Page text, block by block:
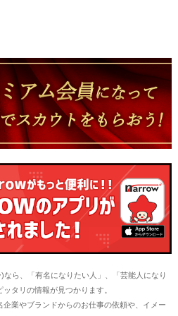
ら、「有名になりたい人」、「芸能人になり
タリの情報が見つかります。
業やブランドからのお仕事の依頼や、イメー